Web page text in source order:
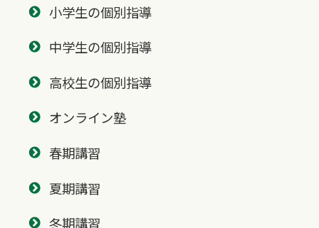
小学生の個別指導
中学生の個別指導
高校生の個別指導
オンライン塾
春期講習
夏期講習
冬期講習